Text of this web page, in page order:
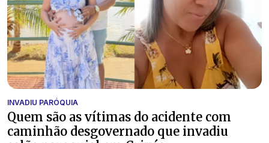
INVADIU PARÓQUIA
Quem são as vítimas do acidente com
caminhão desgovernado que invadiu